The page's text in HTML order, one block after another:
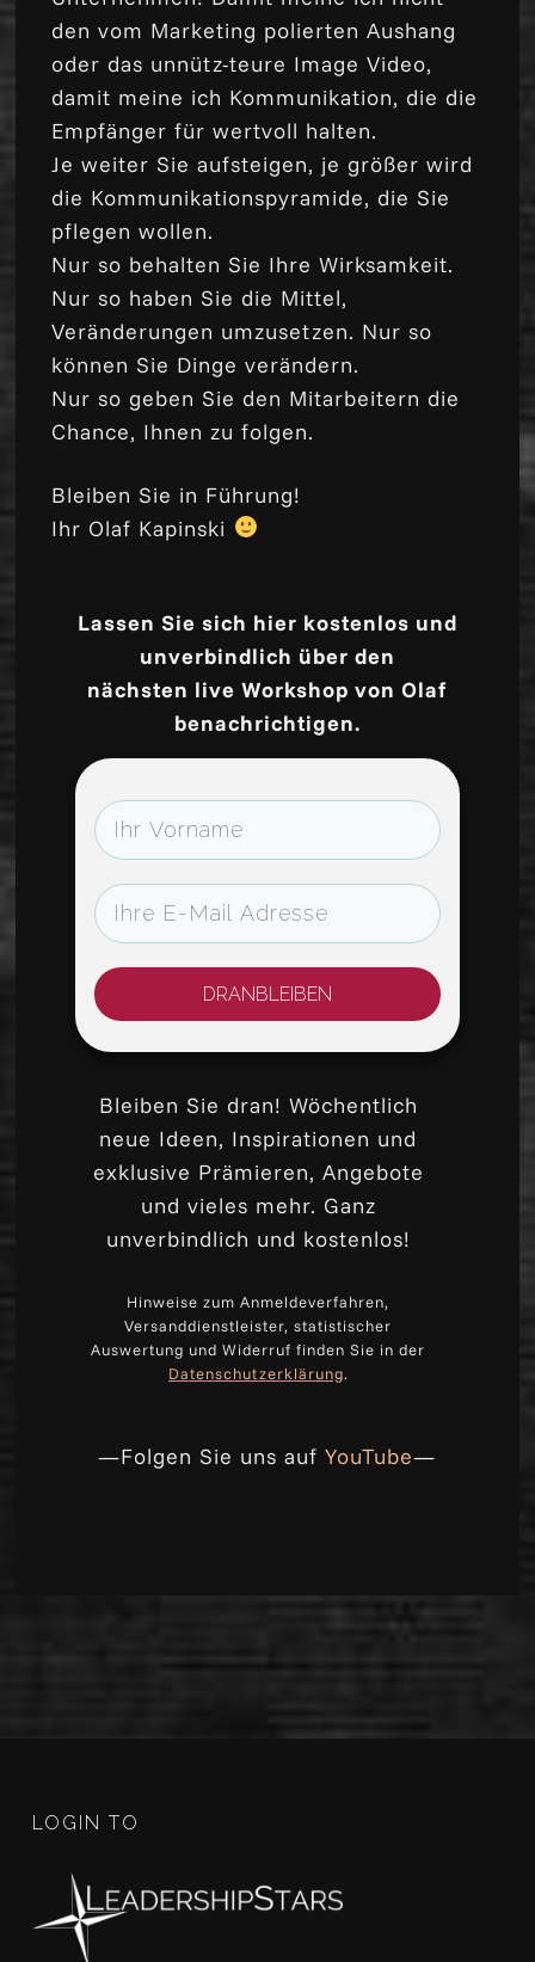
den vom Marketing polierten Aushang
oder das unnütz-teure Image Video,
damit meine ich Kommunikation, die die
Empfänger für wertvoll halten.
Je weiter Sie aufsteigen, je größer wird
die Kommunikationspyramide, die Sie
pflegen wollen.
Nur so behalten Sie Ihre Wirksamkeit.
Nur so haben Sie die Mittel,
Veränderungen umzusetzen. Nur so
können Sie Dinge verändern.
Nur so geben Sie den Mitarbeitern die
Chance, Ihnen zu folgen.
Bleiben Sie in Führung!
Ihr Olaf Kapinski
Lassen Sie sich hier kostenlos und
unverbindlich über den
nächsten live Workshop von Olaf
benachrichtigen.
DRANBLEIBEN
Bleiben Sie dran! Wöchentlich
neue Ideen, Inspirationen und
exklusive Prämieren, Angebote
und vieles mehr. Ganz
unverbindlich und kostenlos!
Hinweise zum Anmeldeverfahren,
Versanddienstleister, statistischer
Auswertung und Widerruf finden Sie in der
Datenschutzerklärung.
—Folgen Sie uns aufYouTube—
LOGIN TO